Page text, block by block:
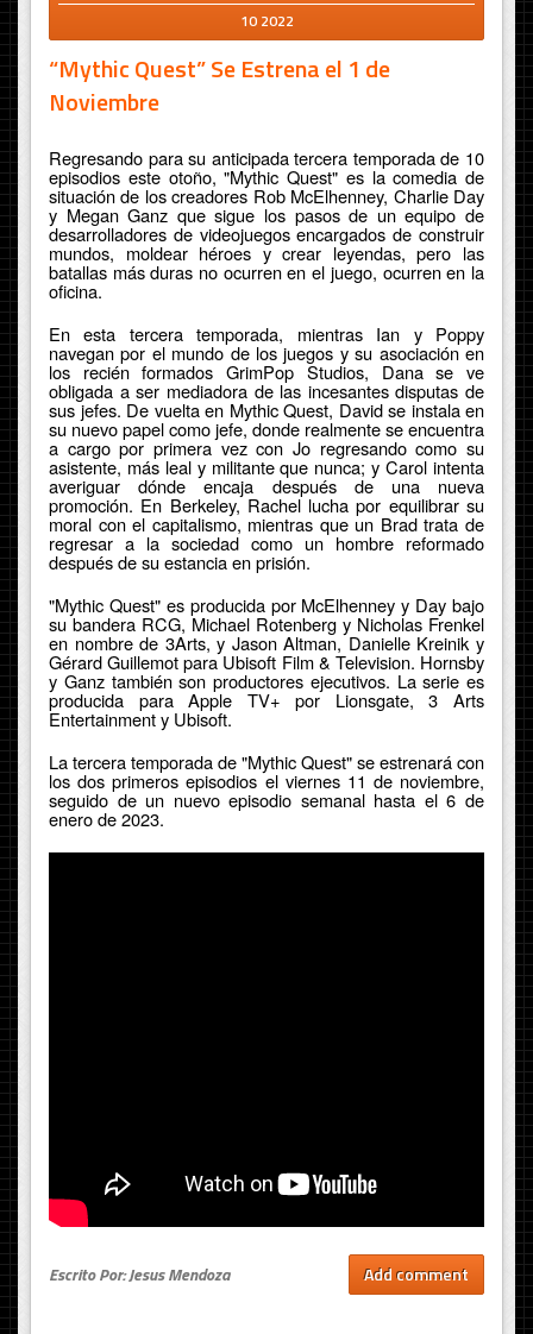
10 2022
“Mythic Quest” Se Estrena el 1 de
Noviembre
Regresando para su anticipada tercera temporada de 10
episodios este otoño, "Mythic Quest" es la comedia de
situación de los creadores Rob McElhenney, Charlie Day
y Megan Ganz que sigue los pasos de un equipo de
desarrolladores de videojuegos encargados de construir
mundos, moldear héroes y crear leyendas, pero las
batallas más duras no ocurren en el juego, ocurren en la
oficina.
En esta tercera temporada, mientras Ian y Poppy
navegan por el mundo de los juegos y su asociación en
los recién formados GrimPop Studios, Dana se ve
obligada a ser mediadora de las incesantes disputas de
sus jefes. De vuelta en Mythic Quest, David se instala en
su nuevo papel como jefe, donde realmente se encuentra
a cargo por primera vez con Jo regresando como su
asistente, más leal y militante que nunca; y Carol intenta
averiguar dónde encaja después de una nueva
promoción. En Berkeley, Rachel lucha por equilibrar su
moral con el capitalismo, mientras que un Brad trata de
regresar a la sociedad como un hombre reformado
después de su estancia en prisión.
"Mythic Quest" es producida por McElhenney y Day bajo
su bandera RCG, Michael Rotenberg y Nicholas Frenkel
en nombre de 3Arts, y Jason Altman, Danielle Kreinik y
Gérard Guillemot para Ubisoft Film & Television. Hornsby
y Ganz también son productores ejecutivos. La serie es
producida para Apple TV+ por Lionsgate, 3 Arts
Entertainment y Ubisoft.
La tercera temporada de "Mythic Quest" se estrenará con
los dos primeros episodios el viernes 11 de noviembre,
seguido de un nuevo episodio semanal hasta el 6 de
enero de 2023.
Escrito Por: Jesus Mendoza Add comment